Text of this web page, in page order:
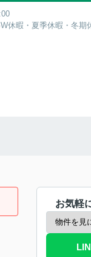
休暇・夏季休暇・冬期
お気軽